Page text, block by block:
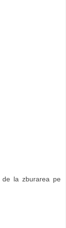
la zburarea pe